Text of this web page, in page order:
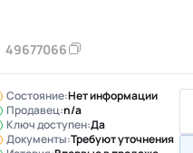
49677066
Состояние:Нет информации
Продавец:n/a
Ключ доступен:Да
Документы:Требуют уточнения